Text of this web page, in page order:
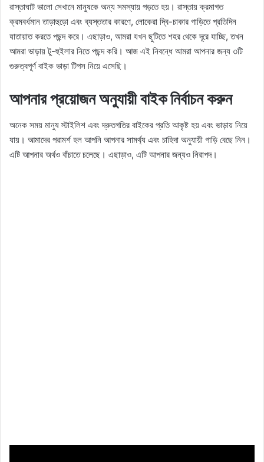
রাস্তাঘাট ভালো সেখানে মানুষকে অন্য সমস্যায় পড়তে হয়। রাস্তায় ক্রমাগত
ক্রমবর্ধমান তাড়াহুড়ো এবং ব্যস্ততার কারণে, লোকেরা দ্বি-চাকার গাড়িতে প্রতিদিন
যাতায়াত করতে পছন্দ করে। এছাড়াও, আমরা যখন ছুটিতে শহর থেকে দূরে যাচ্ছি, তখন
আমরা ভাড়ায় টু-হুইলার নিতে পছন্দ করি। আজ এই নিবন্ধে আমরা আপনার জন্য ৩টি
গুরুত্বপূর্ণ বাইক ভাড়া টিপস নিয়ে এসেছি।
আপনার প্রয়োজন অনুযায়ী বাইক নির্বাচন করুন
অনেক সময় মানুষ স্টাইলিশ এবং দ্রুতগতির বাইকের প্রতি আকৃষ্ট হয় এবং ভাড়ায় নিয়ে
যায়। আমাদের পরামর্শ হল আপনি আপনার সামর্থ্য এবং চাহিদা অনুযায়ী গাড়ি বেছে নিন।
এটি আপনার অর্থও বাঁচাতে চলেছে। এছাড়াও, এটি আপনার জন্যও নিরাপদ।